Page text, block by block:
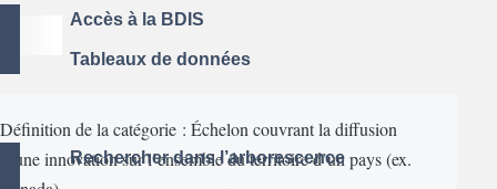
Accès à la BDIS
Tableaux de données
Rechercher dans l’arborescence
Définition de la catégorie : Échelon couvrant la diffusion
d’une innovation sur l’ensemble du territoire d’un pays (ex.